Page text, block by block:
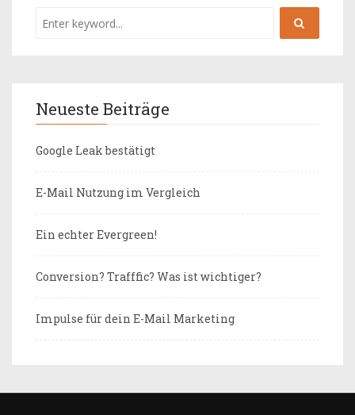
Neueste Beiträge
Google Leak bestätigt
E-Mail Nutzung im Vergleich
Ein echter Evergreen!
Conversion? Trafffic? Was ist wichtiger?
Impulse für dein E-Mail Marketing